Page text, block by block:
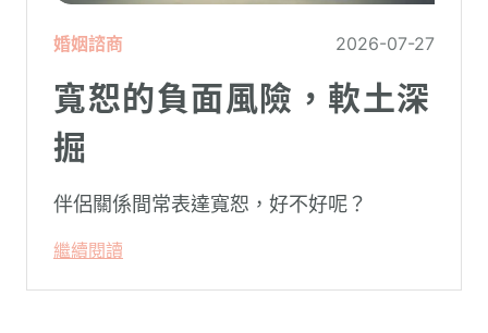
婚姻諮商 2026-07-27
寬恕的負面風險，軟土深
掘
伴侶關係間常表達寬恕，好不好呢？
繼續閱讀